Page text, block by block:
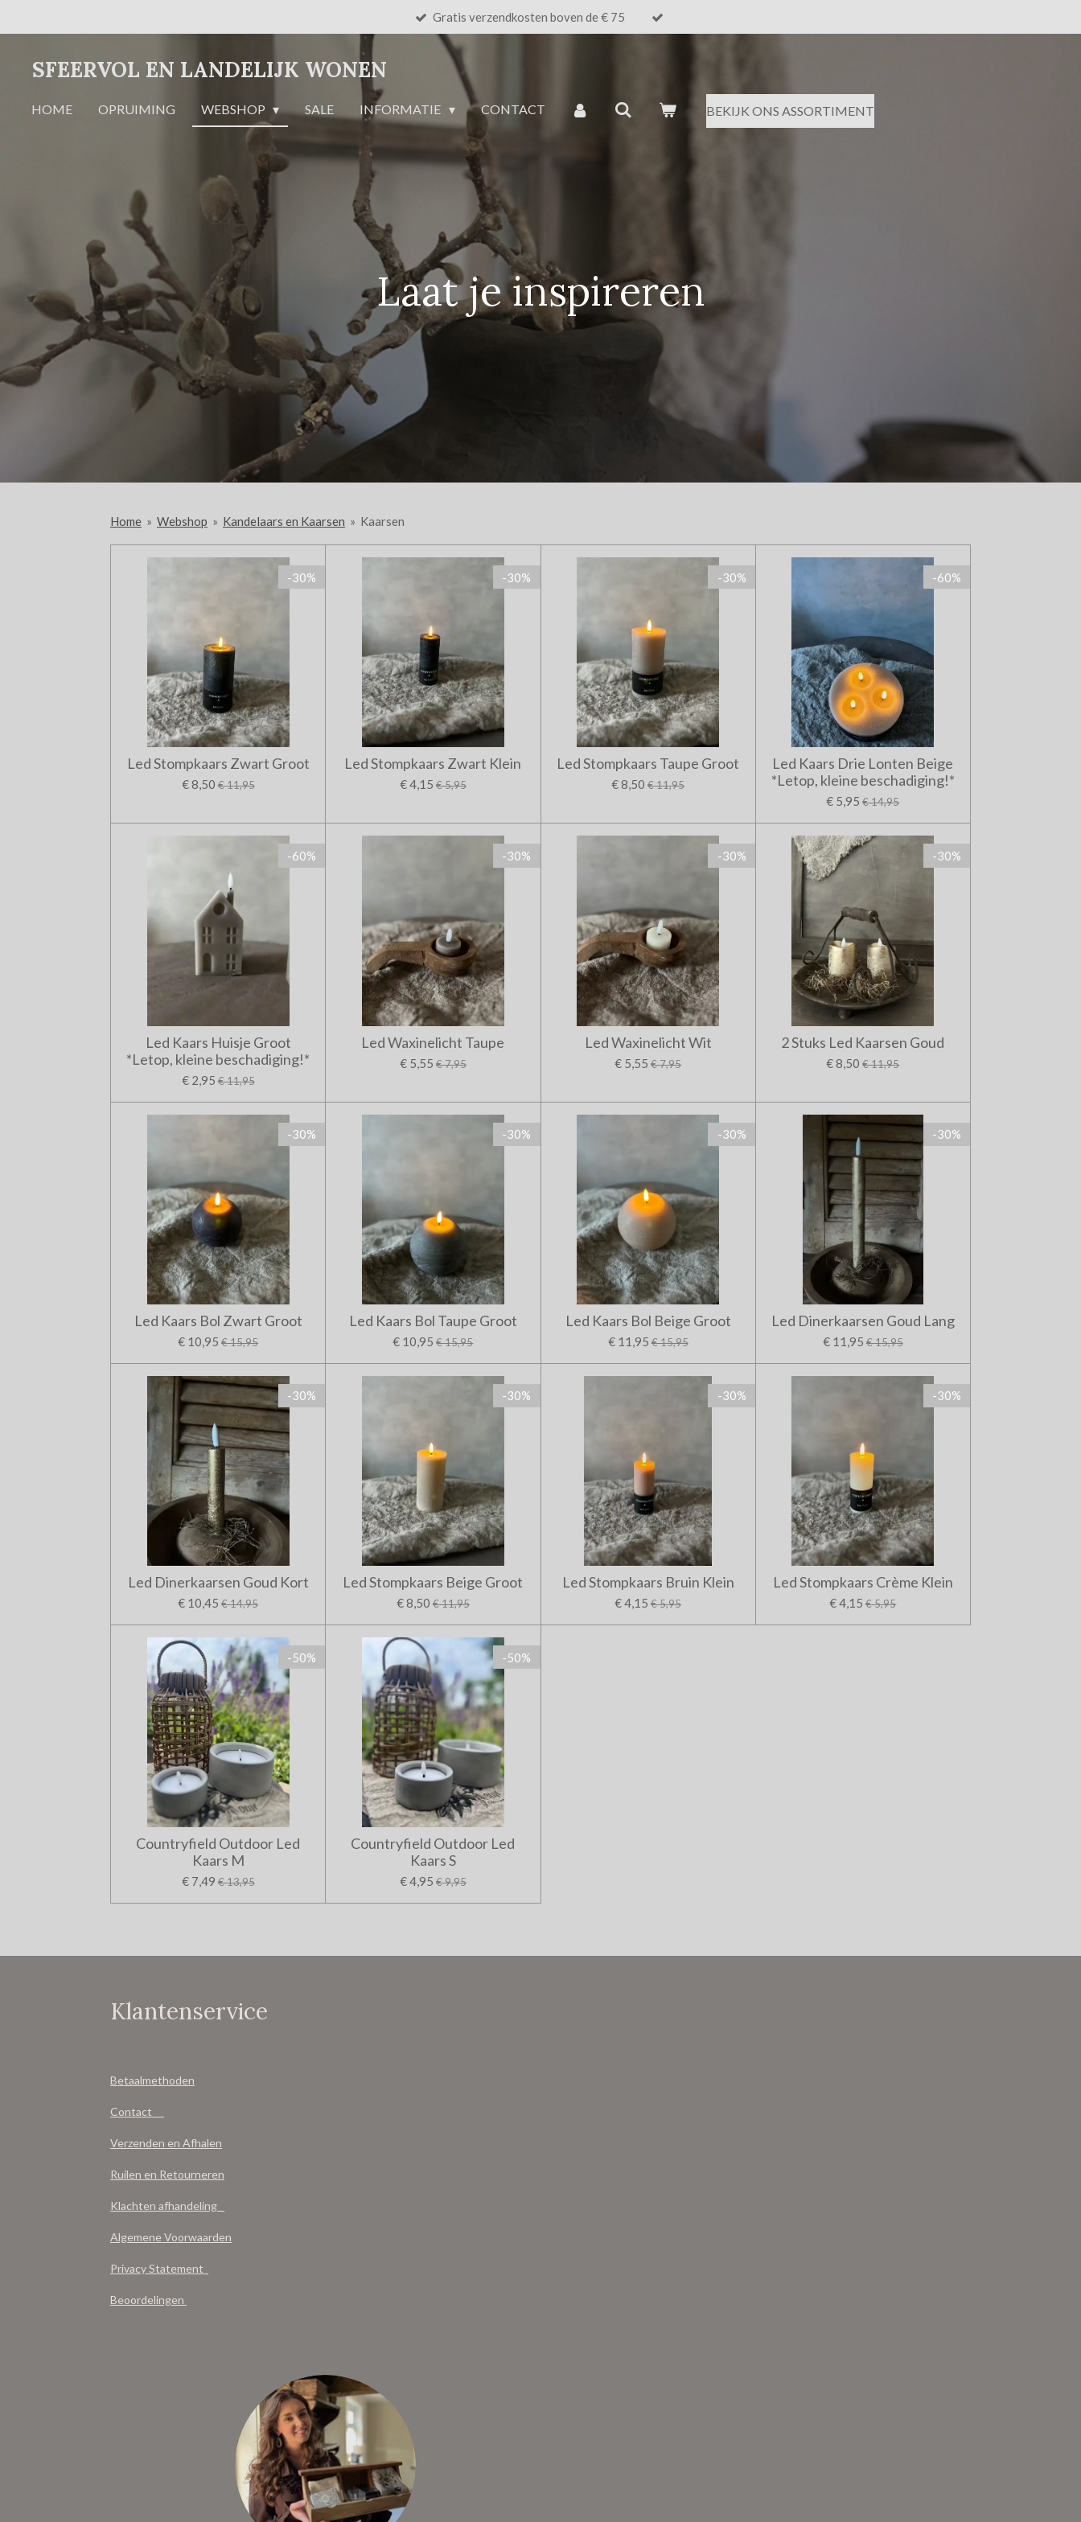
hoofdinhoud
Gratis verzendkosten boven de € 75
SFEERVOL EN LANDELIJK WONEN
HOME OPRUIMING WEBSHOP SALE INFORMATIE CONTACT BEKIJK ONS ASSORTIMENT
Laat je inspireren
Home » Webshop » Kandelaars en Kaarsen » Kaarsen
-30%
Led Stompkaars Zwart Groot
€ 8,50 € 11,95
-30%
Led Stompkaars Zwart Klein
€ 4,15 € 5,95
-30%
Led Stompkaars Taupe Groot
€ 8,50 € 11,95
-60%
Led Kaars Drie Lonten Beige
*Letop, kleine beschadiging!*
€ 5,95 € 14,95
-60%
Led Kaars Huisje Groot
*Letop, kleine beschadiging!*
€ 2,95 € 11,95
-30%
Led Waxinelicht Taupe
€ 5,55 € 7,95
-30%
Led Waxinelicht Wit
€ 5,55 € 7,95
-30%
2 Stuks Led Kaarsen Goud
€ 8,50 € 11,95
-30%
Led Kaars Bol Zwart Groot
€ 10,95 € 15,95
-30%
Led Kaars Bol Taupe Groot
€ 10,95 € 15,95
-30%
Led Kaars Bol Beige Groot
€ 11,95 € 15,95
-30%
Led Dinerkaarsen Goud Lang
€ 11,95 € 15,95
-30%
Led Dinerkaarsen Goud Kort
€ 10,45 € 14,95
-30%
Led Stompkaars Beige Groot
€ 8,50 € 11,95
-30%
Led Stompkaars Bruin Klein
€ 4,15 € 5,95
-30%
Led Stompkaars Crème Klein
€ 4,15 € 5,95
-50%
Countryfield Outdoor Led
Kaars M
€ 7,49 € 13,95
-50%
Countryfield Outdoor Led
Kaars S
€ 4,95 € 9,95
Klantenservice
Betaalmethoden
Contact
Verzenden en Afhalen
Ruilen en Retourneren
Klachten afhandeling
Algemene Voorwaarden
Privacy Statement
Beoordelingen